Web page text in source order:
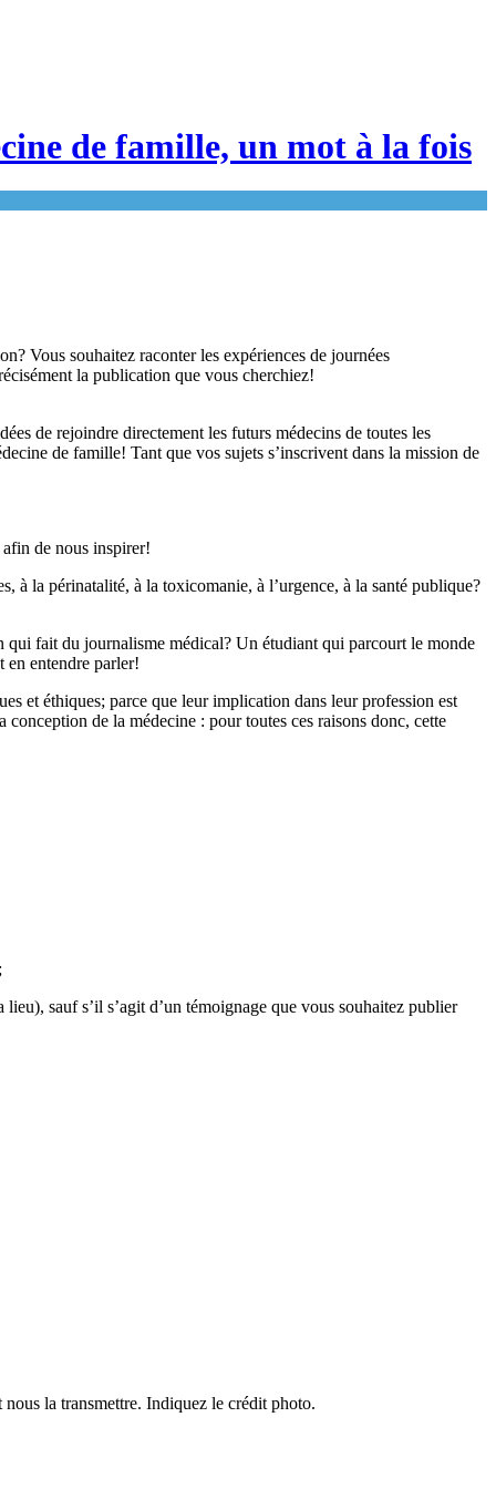
de famille, un mot à la fois
Vous souhaitez raconter les expériences de journées
la publication que vous cherchiez!
de rejoindre directement les futurs médecins de toutes les
de famille! Tant que vos sujets s’inscrivent dans la mission de
de nous inspirer!
à la périnatalité, à la toxicomanie, à l’urgence, à la santé publique?
qui fait du journalisme médical? Un étudiant qui parcourt le monde
en entendre parler!
et éthiques; parce que leur implication dans leur profession est
de la médecine : pour toutes ces raisons donc, cette
sauf s’il s’agit d’un témoignage que vous souhaitez publier
la transmettre. Indiquez le crédit photo.